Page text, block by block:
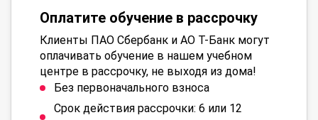
Оплатите обучение в рассрочку
Клиенты ПАО Сбербанк и АО Т-Банк могут
оплачивать обучение в нашем учебном
центре в рассрочку, не выходя из дома!
Без первоначального взноса
Срок действия рассрочки: 6 или 12